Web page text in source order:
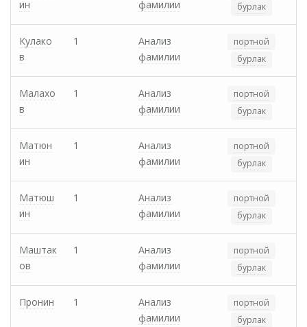
ин
фамилии
бурлак
Кулако
в
1
Анализ
фамилии
портной
бурлак
Малахо
в
1
Анализ
фамилии
портной
бурлак
Матюн
ин
1
Анализ
фамилии
портной
бурлак
Матюш
ин
1
Анализ
фамилии
портной
бурлак
Маштак
ов
1
Анализ
фамилии
портной
бурлак
Пронин 1
Анализ
фамилии
портной
бурлак